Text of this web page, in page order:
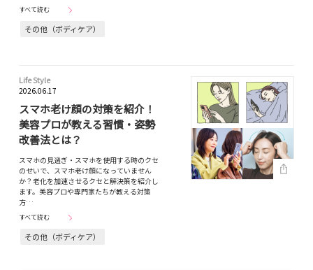
すべて読む
その他（ボディケア）
Life Style
2026.06.17
スマホ老け顔の対策を紹介！
美容プロが教える習慣・姿勢
改善法とは？
スマホの見過ぎ・スマホを使用する時のクセ
のせいで、スマホ老け顔になっていません
か？老化を加速させるクセと解決策を紹介し
ます。美容プロや専門家たちが教える対策
方…
すべて読む
その他（ボディケア）